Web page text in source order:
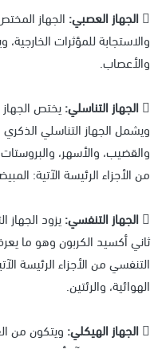
 الجهاز العصبي:
الجهاز
والاستجابة للمؤثرات
والأعصاب.
 الجهاز التناسلي:
يختص الجهاز
ويشمل الجهاز التناسلي
والقضيب، والأسهر،
من الأجزاء الرئيسة الآتية:
 الجهاز التنفسي:
يزود
ثاني أكسيد الكربون وهو ما
التنفسي من الأجزاء الرئيسة
الهوائية، والرئتين.
 الجهاز الهيكلي:
ويتكون من